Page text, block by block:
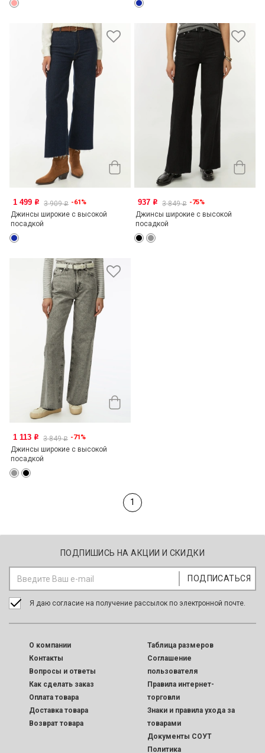
1 499 o 3 909o -61%
Джинсы широкие с высокой
посадкой
937 o 3 849o -75%
Джинсы широкие с высокой
посадкой
1 113 o 3 849o -71%
Джинсы широкие с высокой
посадкой
1
ПОДПИШИСЬ НА АКЦИИ И СКИДКИ
Я даю согласие на получение рассылок по электронной почте.
O компании
Контакты
Вопросы и ответы
Как сделать заказ
Оплата товара
Доставка товара
Возврат товара
Таблица размеров
Соглашение
пользователя
Правила интернет-
торговли
Знаки и правила ухода за
товарами
Документы СОУТ
Политика